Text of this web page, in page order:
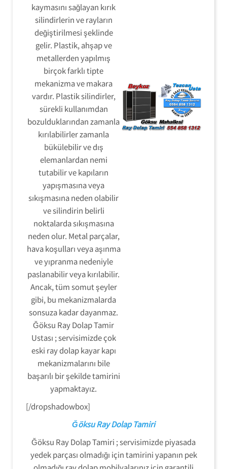
kaymasını sağlayan kırık
silindirlerin ve rayların
değiştirilmesi şeklinde
gelir. Plastik, ahşap ve
metallerden yapılmış
birçok farklı tipte
mekanizma ve makara
vardır. Plastik silindirler,
sürekli kullanımdan
bozulduklarından zamanla
kırılabilirler zamanla
bükülebilir ve dış
elemanlardan nemi
tutabilir ve kapıların
yapışmasına veya
sıkışmasına neden olabilir
ve silindirin belirli
noktalarda sıkışmasına
neden olur. Metal parçalar,
hava koşulları veya aşınma
ve yıpranma nedeniyle
paslanabilir veya kırılabilir.
Ancak, tüm somut şeyler
gibi, bu mekanizmalarda
sonsuza kadar dayanmaz.
Ğöksu Ray Dolap Tamir
Ustası ; servisimizde çok
eski ray dolap kayar kapı
mekanizmalarını bile
başarılı bir şekilde tamirini
yapmaktayız.
[/dropshadowbox]
Ğöksu Ray Dolap Tamiri
Ğöksu Ray Dolap Tamiri ; servisimizde piyasada
yedek parçası olmadığı için tamirini yapanın pek